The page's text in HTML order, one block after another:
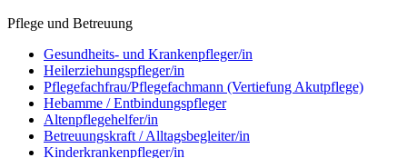
Pflege und Betreuung
Gesundheits- und Krankenpfleger/in
Heilerziehungspfleger/in
Pflegefachfrau/Pflegefachmann (Vertiefung Akutpflege)
Hebamme / Entbindungspfleger
Altenpflegehelfer/in
Betreuungskraft / Alltagsbegleiter/in
Kinderkrankenpfleger/in